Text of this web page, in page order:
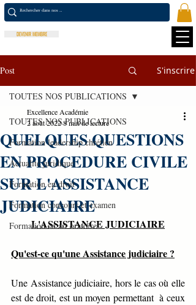
DEVENIR MEMBRE
Post S'inscrire
TOUTES NOS PUBLICATIONS
Formation leadership chrétien
Actualité juridique
Formation en droit
Formation concours et examen
Formation en art oratoire
TOUTES NOS PUBLICATIONS
QUELQUES QUESTIONS
EN PROCEDURE CIVILE
SUR L'ASSISTANCE
JUDICIAIRE
Excellence Académie
2 août 20228 min de lecture
L'ASSISTANCE JUDICIAIRE
Qu'est-ce qu'une Assistance judiciaire ?
Une Assistance judiciaire, hors le cas où elle
est de droit, est un moyen permettant  à ceux